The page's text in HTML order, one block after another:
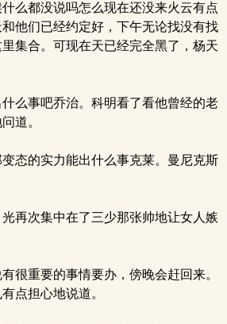
么都没说吗怎么现在还没来火云有点
他们已经约定好，下午无论找没有找
集合。可现在天已经完全黑了，杨天
么事吧乔治。科明看了看他曾经的老
道。
态的实力能出什么事克莱。曼尼克斯
再次集中在了三少那张帅地让女人嫉
很重要的事情要办，傍晚会赶回来。
点担心地说道。